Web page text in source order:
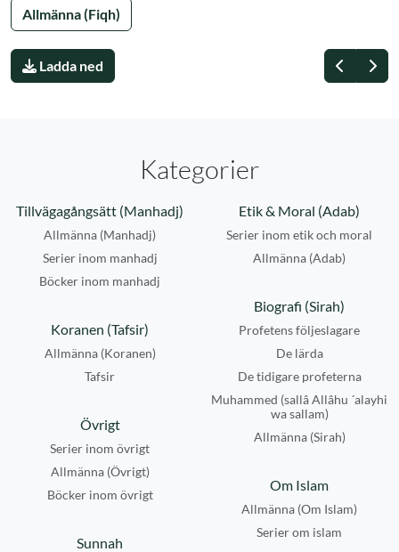
Allmänna (Fiqh)
Ladda ned
Kategorier
Tillvägagångsätt (Manhadj)
Allmänna (Manhadj)
Serier inom manhadj
Böcker inom manhadj
Etik & Moral (Adab)
Serier inom etik och moral
Allmänna (Adab)
Biografi (Sirah)
Profetens följeslagare
De lärda
De tidigare profeterna
Muhammed (sallâ Allâhu ´alayhi
wa sallam)
Allmänna (Sirah)
Koranen (Tafsir)
Allmänna (Koranen)
Tafsir
Övrigt
Serier inom övrigt
Allmänna (Övrigt)
Böcker inom övrigt
Om Islam
Allmänna (Om Islam)
Serier om islam
Sunnah